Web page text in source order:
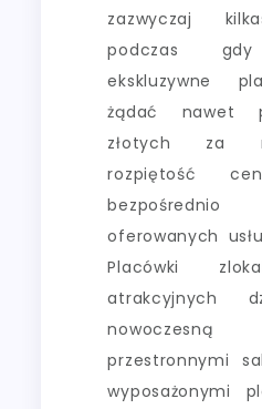
zazwyczaj
podczas gdy
ekskluzywne
żądać nawet
złotych za
rozpiętość
oferowanych
Placówki
atrakcyjnych
nowoczesną
przestronnymi
wyposażonymi